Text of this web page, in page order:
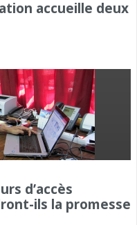
accueille deux
d’accès
ils la promesse